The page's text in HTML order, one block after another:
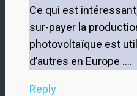
Ce qui est
sur-payer la
photovoltaïque est
d’autres en Europe ….
Reply